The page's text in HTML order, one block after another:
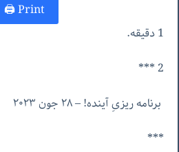
Print 🖨
1 دقیقه.
2 ***
برنامه ریزیِ آینده! – ٢٨ جون ٢٠٢٣
***